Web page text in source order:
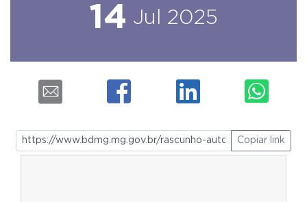
14 Jul 2025
Copiar link